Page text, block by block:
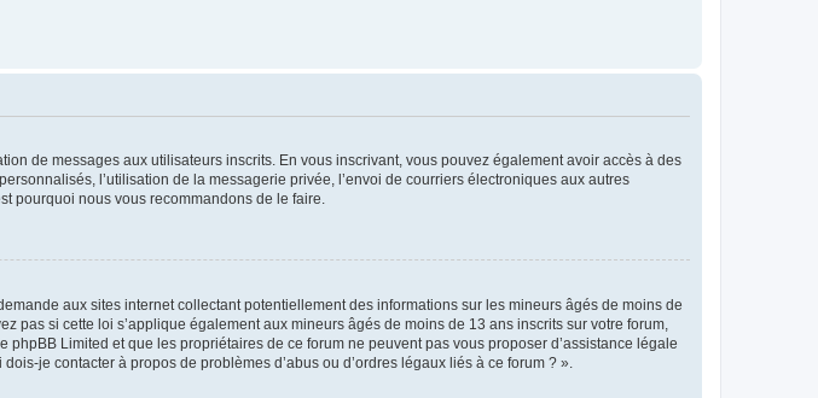
de messages aux utilisateurs inscrits. En vous inscrivant, vous pouvez également avoir accès à des
l’utilisation de la messagerie privée, l’envoi de courriers électroniques aux autres
pourquoi nous vous recommandons de le faire.
aux sites internet collectant potentiellement des informations sur les mineurs âgés de moins de
si cette loi s’applique également aux mineurs âgés de moins de 13 ans inscrits sur votre forum,
Limited et que les propriétaires de ce forum ne peuvent pas vous proposer d’assistance légale
je contacter à propos de problèmes d’abus ou d’ordres légaux liés à ce forum ? ».